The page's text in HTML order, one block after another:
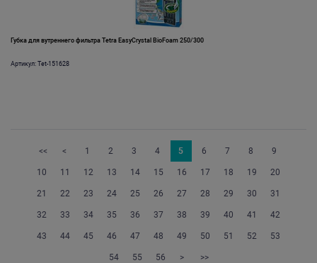
Губка для вутреннего фильтра Tetra EasyCrystal BioFoam 250/300
Артикул: Tet-151628
<< < 1 2 3 4 5 6 7 8 9
10 11 12 13 14 15 16 17 18 19 20
21 22 23 24 25 26 27 28 29 30 31
32 33 34 35 36 37 38 39 40 41 42
43 44 45 46 47 48 49 50 51 52 53
54 55 56 > >>